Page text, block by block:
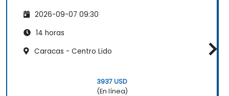
2026-09-07 09:30
14 horas
Caracas - Centro Lido
3937 USD
(En línea)